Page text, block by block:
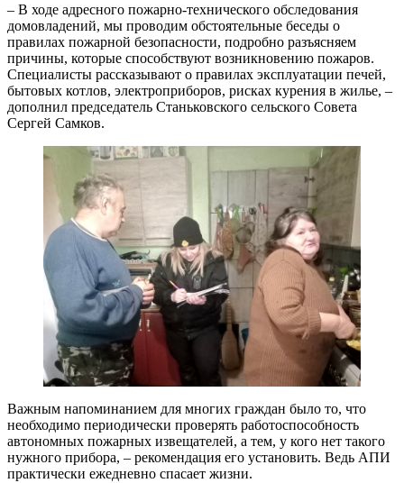
– В ходе адресного пожарно-технического обследования
домовладений, мы проводим обстоятельные беседы о
правилах пожарной безопасности, подробно разъясняем
причины, которые способствуют возникновению пожаров.
Специалисты рассказывают о правилах эксплуатации печей,
бытовых котлов, электроприборов, рисках курения в жилье, –
дополнил председатель Станьковского сельского Совета
Сергей Самков.
Важным напоминанием для многих граждан было то, что
необходимо периодически проверять работоспособность
автономных пожарных извещателей, а тем, у кого нет такого
нужного прибора, – рекомендация его установить. Ведь АПИ
практически ежедневно спасает жизни.